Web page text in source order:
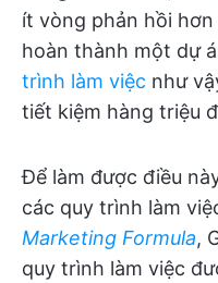
ít vòng phản hồi
hoàn thành một dự
trình làm việc như
tiết kiệm hàng triệu
Để làm được điều
các quy trình làm
Marketing Formula,
quy trình làm việc